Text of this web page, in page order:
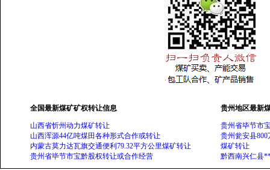
全国最新煤矿矿权转让信息 贵州地区最新
山西省忻州动力煤矿转让
山西浑源44亿吨煤田各种形式合作或转让
内蒙古莫力达瓦旗交通便利79.32平方公里煤矿转让
贵州省毕节市宝黔股权转让或合作经营
贵州省毕节市
贵州瓮安县800
煤矿转让
黔西南兴仁县